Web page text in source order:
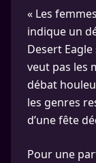
« Les
indique un
Desert Eagle
veut pas les
débat
les genres
d’une fête
Pour une